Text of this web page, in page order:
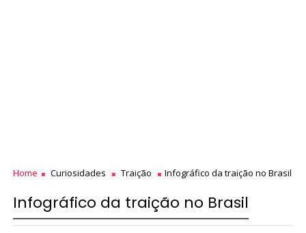
Home Curiosidades Traição Infográfico da traição no Brasil
Infográfico da traição no Brasil